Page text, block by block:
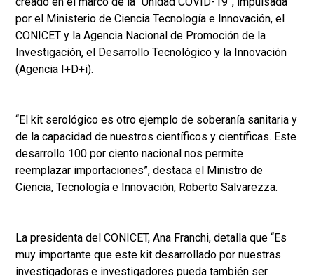
por el Ministerio de Ciencia Tecnología e Innovación, el
CONICET y la Agencia Nacional de Promoción de la
Investigación, el Desarrollo Tecnológico y la Innovación
(Agencia I+D+i).
“El kit serológico es otro ejemplo de soberanía sanitaria y
de la capacidad de nuestros científicos y científicas. Este
desarrollo 100 por ciento nacional nos permite
reemplazar importaciones”, destaca el Ministro de
Ciencia, Tecnología e Innovación, Roberto Salvarezza.
La presidenta del CONICET, Ana Franchi, detalla que “Es
muy importante que este kit desarrollado por nuestras
investigadoras e investigadores pueda también ser